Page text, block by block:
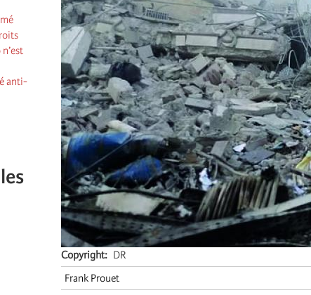
anti-
Copyright
DR
Frank Prouet